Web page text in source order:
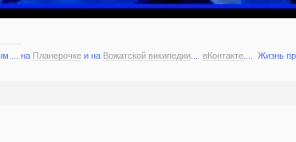
... на Планерочке и на Вожатской википедии вКонтакте .... Жизнь